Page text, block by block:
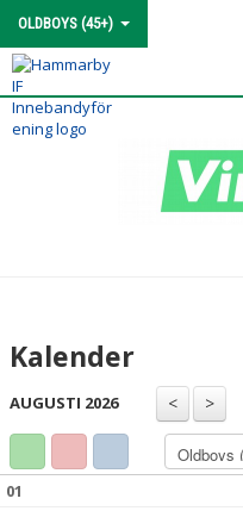
OLDBOYS (45+)
HEM
KONTAKT
Kalender
AUGUSTI 2026
01